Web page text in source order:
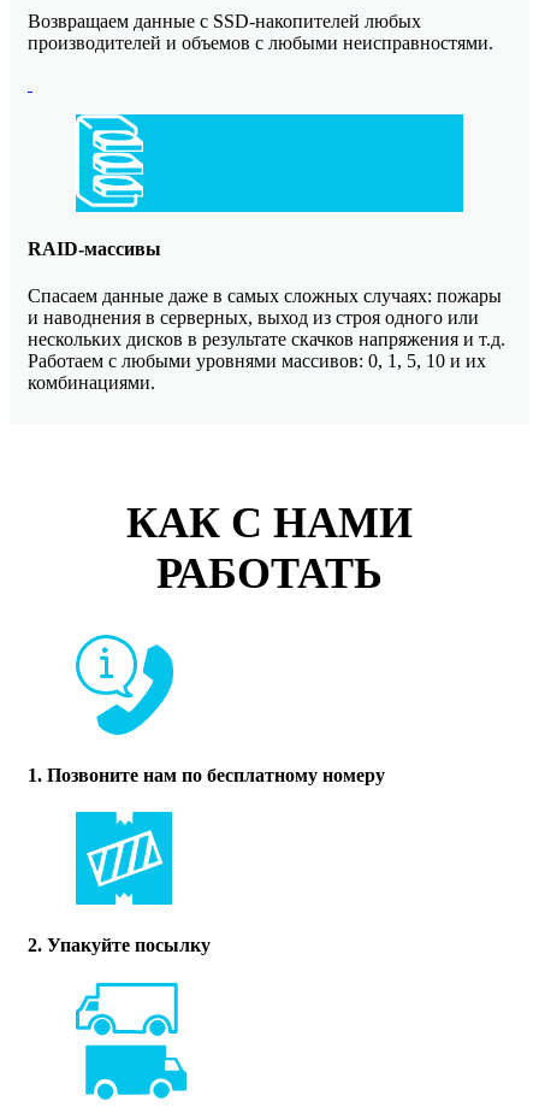
Возвращаем данные с SSD-накопителей любых
производителей и объемов с любыми неисправностями.
RAID-массивы
Спасаем данные даже в самых сложных случаях: пожары
и наводнения в серверных, выход из строя одного или
нескольких дисков в результате скачков напряжения и т.д.
Работаем с любыми уровнями массивов: 0, 1, 5, 10 и их
комбинациями.
КАК С НАМИ
РАБОТАТЬ
1. Позвоните нам по бесплатному номеру
2. Упакуйте посылку